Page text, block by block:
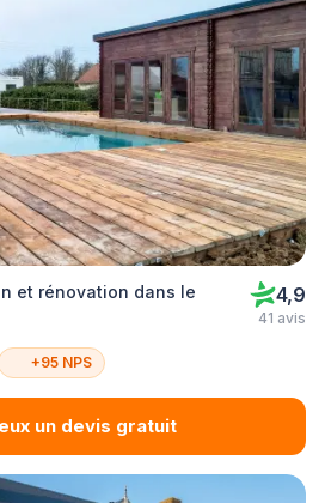
et rénovation dans le
4,9
41 avis
+95 NPS
un devis gratuit